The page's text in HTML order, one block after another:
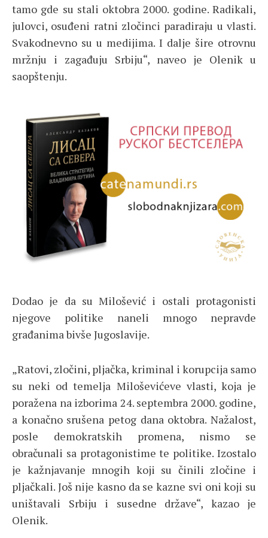
tamo gde su stali oktobra 2000. godine. Radikali,
julovci, osuđeni ratni zločinci paradiraju u vlasti.
Svakodnevno su u medijima. I dalje šire otrovnu
mržnju i zagađuju Srbiju“, naveo je Olenik u
saopštenju.
Dodao je da su Milošević i ostali protagonisti
njegove politike naneli mnogo nepravde
građanima bivše Jugoslavije.
„Ratovi, zločini, pljačka, kriminal i korupcija samo
su neki od temelja Miloševićeve vlasti, koja je
poražena na izborima 24. septembra 2000. godine,
a konačno srušena petog dana oktobra. Nažalost,
posle demokratskih promena, nismo se
obračunali sa protagonistime te politike. Izostalo
je kažnjavanje mnogih koji su činili zločine i
pljačkali. Još nije kasno da se kazne svi oni koji su
uništavali Srbiju i susedne države“, kazao je
Olenik.